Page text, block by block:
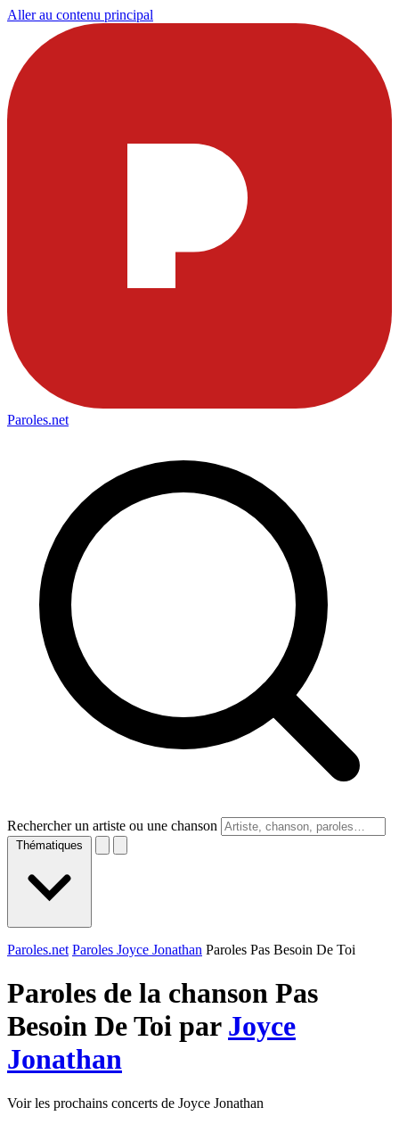
Aller au contenu principal
Paroles.net
Rechercher un artiste ou une chanson
Thématiques
Paroles.net Paroles Joyce Jonathan Paroles Pas Besoin De Toi
Paroles de la chanson Pas
Besoin De Toi par Joyce
Jonathan
Voir les prochains concerts de Joyce Jonathan